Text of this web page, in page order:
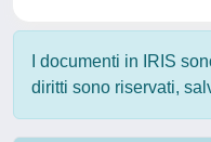
I documenti in IRIS
diritti sono riservati,